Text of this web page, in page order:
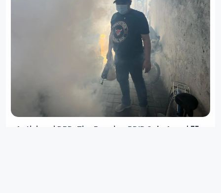
Antisipasi DBD, Tim Fogging PDIP Solo Asapi 75